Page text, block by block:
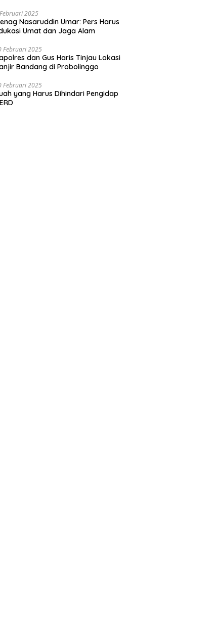
2025
Nasaruddin Umar: Pers Harus
Umat dan Jaga Alam
Februari 2025
dan Gus Haris Tinjau Lokasi
Bandang di Probolinggo
Februari 2025
yang Harus Dihindari Pengidap